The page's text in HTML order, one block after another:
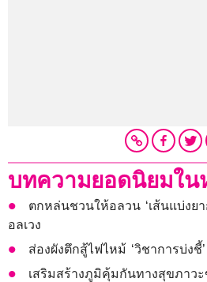
บทความยอดนิยมใน
ตกหล่นชวนให้อลวน ‘เส้นแบ่งยา
อลเวง
ส่องผังตึกสู้ไฟไหม้ ‘วิชาการบ่ง
เสริมสร้างภูมิคุ้มกันทางสุขภาวะ